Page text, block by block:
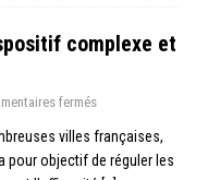
complexe et
fermés
villes françaises,
pour objectif de réguler les